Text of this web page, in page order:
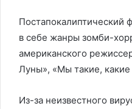
Постапокалиптический
в себе жанры зомби-
американского
Луны», «Мы такие, какие
Из-за неизвестного